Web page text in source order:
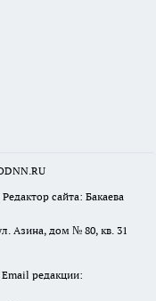
сайта: Бакаева
Азина, дом № 80, кв. 31
редакции: